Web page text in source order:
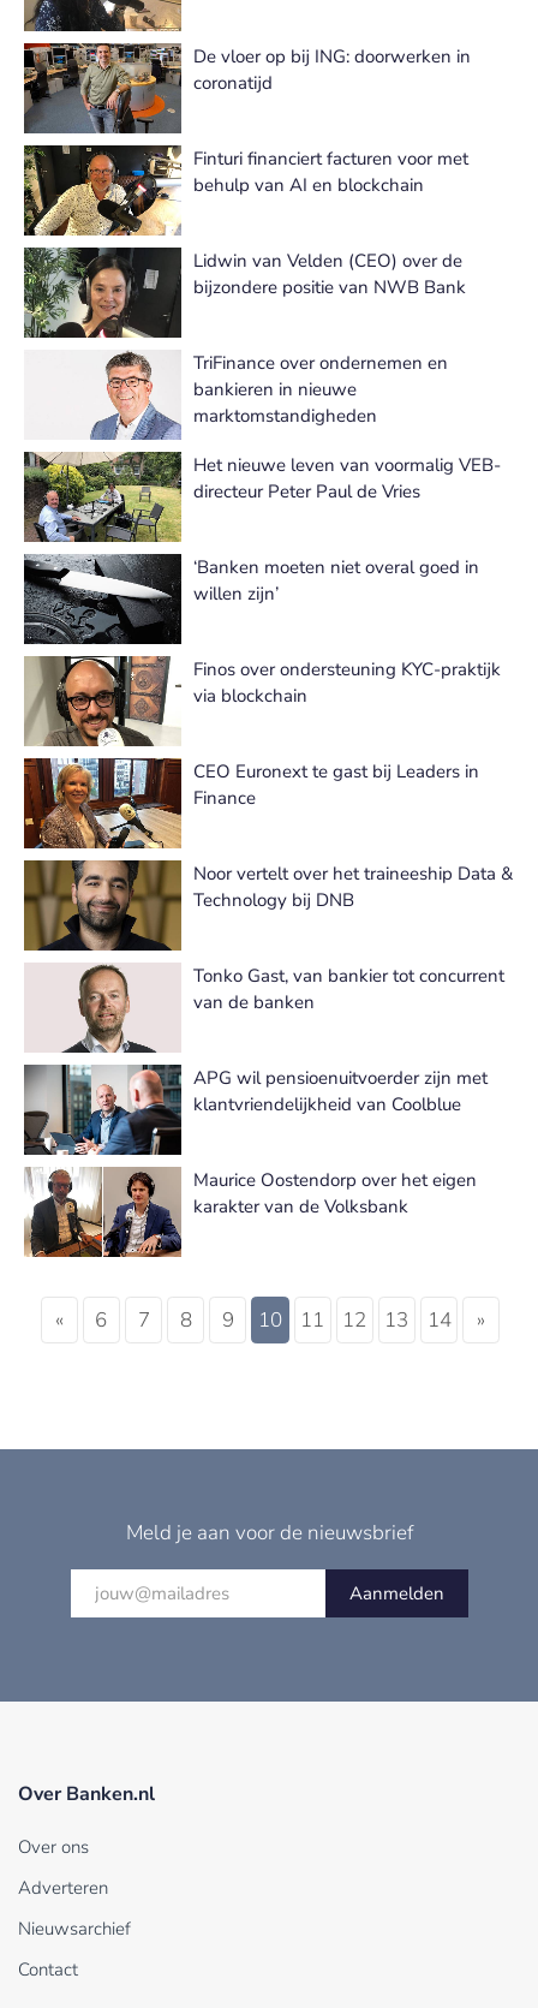
De vloer op bij ING: doorwerken in
coronatijd
Finturi financiert facturen voor met
behulp van AI en blockchain
Lidwin van Velden (CEO) over de
bijzondere positie van NWB Bank
TriFinance over ondernemen en
bankieren in nieuwe
marktomstandigheden
Het nieuwe leven van voormalig VEB-
directeur Peter Paul de Vries
‘Banken moeten niet overal goed in
willen zijn’
Finos over ondersteuning KYC-praktijk
via blockchain
CEO Euronext te gast bij Leaders in
Finance
Noor vertelt over het traineeship Data &
Technology bij DNB
Tonko Gast, van bankier tot concurrent
van de banken
APG wil pensioenuitvoerder zijn met
klantvriendelijkheid van Coolblue
Maurice Oostendorp over het eigen
karakter van de Volksbank
« 6 7 8 9 10 11 12 13 14 »
Meld je aan voor de nieuwsbrief
Aanmelden
Over Banken.nl
Over ons
Adverteren
Nieuwsarchief
Contact